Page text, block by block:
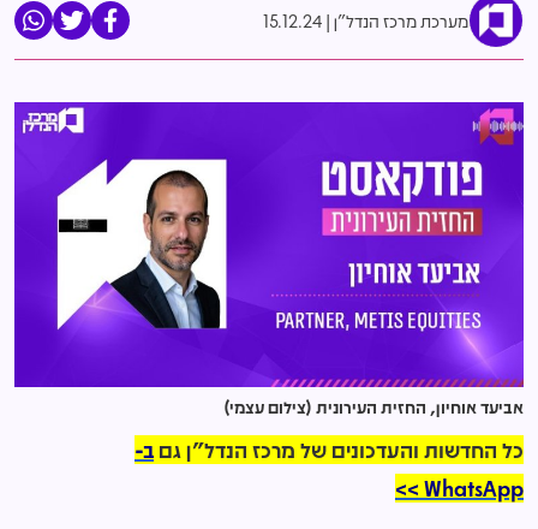
מערכת מרכז הנדל"ן 15.12.24
אביעד אוחיון, החזית העירונית (צילום עצמי)
כל החדשות והעדכונים של מרכז הנדל"ן גם ב-
WhatsApp >>